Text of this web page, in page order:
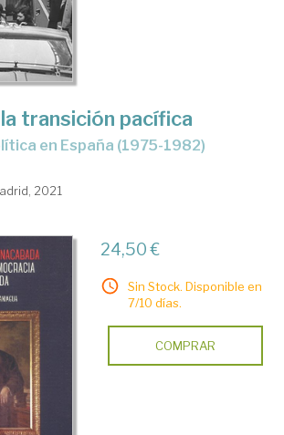
transición pacífica
en España (1975-1982)
2021
24,50 €
Sin Stock. Disponible en
7/10 días.
COMPRAR